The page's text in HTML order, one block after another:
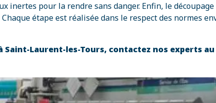
inertes pour la rendre sans danger. Enfin, le
étape est réalisée dans le respect des normes
Laurent-les-Tours, contactez nos experts au